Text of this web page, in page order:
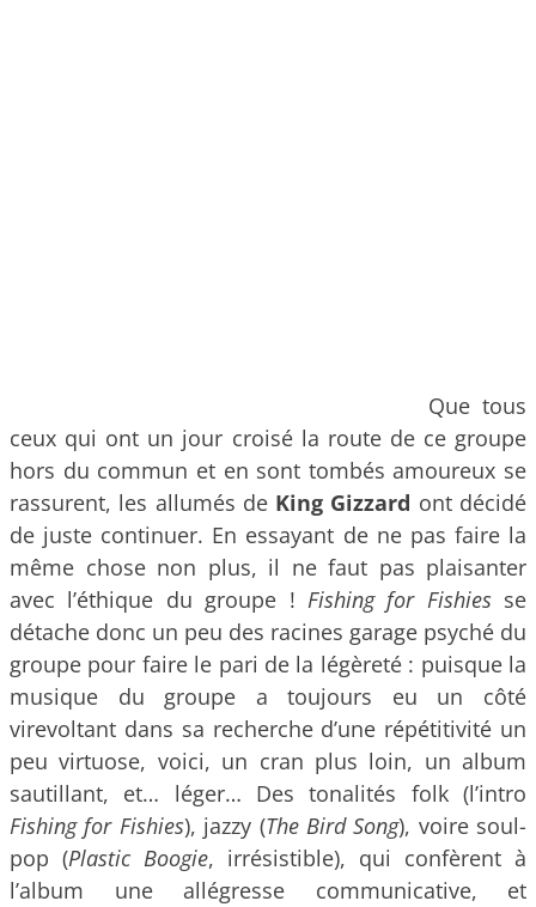
Que tous
ceux qui ont un jour croisé la route de ce groupe
hors du commun et en sont tombés amoureux se
rassurent, les allumés de King Gizzard ont décidé
de juste continuer. En essayant de ne pas faire la
même chose non plus, il ne faut pas plaisanter
avec l’éthique du groupe ! Fishing for Fishiesse
détache donc un peu des racines garage psyché du
groupe pour faire le pari de la légèreté : puisque la
musique du groupe a toujours eu un côté
virevoltant dans sa recherche d’une répétitivité un
peu virtuose, voici, un cran plus loin, un album
sautillant, et… léger… Des tonalités folk (l’intro
Fishing for Fishies), jazzy (The Bird Song), voire soul-
pop (Plastic Boogie, irrésistible), qui confèrent à
l’album une allégresse communicative, et